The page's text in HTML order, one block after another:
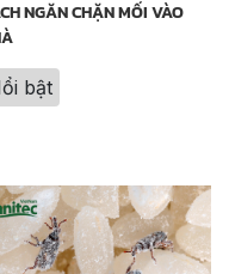
NGĂN CHẶN MỐI VÀO
bật